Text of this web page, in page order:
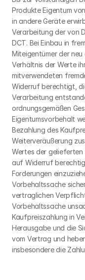
Produkte Eigentum
in andere Geräte
Verarbeitung der von
DCT. Bei Einbau in
Miteigentümer der
Verhältnis der Werte
mitverwendeten
Widerruf berechtigt,
Verarbeitung
ordnungsgemäßen
Eigentumsvorbehalt
Bezahlung des
Weiterveräußerung
Wertes der gelieferten
auf Widerruf
Forderungen
Vorbehaltssache
vertraglichen
Vorbehaltssache
Kaufpreiszahlung in
Herausgabe und die
vom Vertrag und
insbesondere die